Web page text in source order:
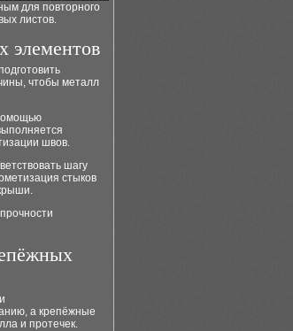
для повторного
листов.
элементов
чтобы металл
швов.
шагу
стыков
а крепёжные
и протечек.